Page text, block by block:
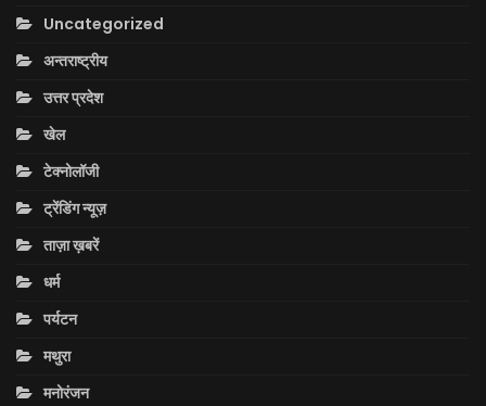
Uncategorized
अन्तराष्ट्रीय
उत्तर प्रदेश
खेल
टेक्नोलॉजी
ट्रेंडिंग न्यूज़
ताज़ा ख़बरें
धर्म
पर्यटन
मथुरा
मनोरंजन